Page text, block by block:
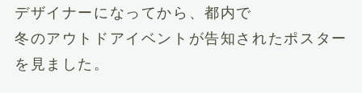
デザイナーになってから、都内で
冬のアウトドアイベントが告知されたポスター
を見ました。